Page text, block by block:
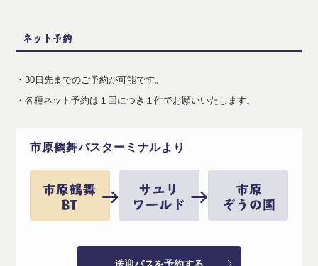
ネット予約
・30日先までのご予約が可能です。
・各種ネット予約は１回につき１件でお願いいたします。
市原鶴舞バスターミナルより